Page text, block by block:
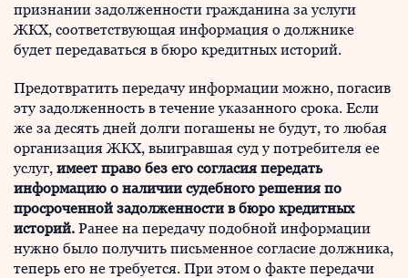
признании задолженности гражданина за услуги
ЖКХ, соответствующая информация о должнике
будет передаваться в бюро кредитных историй.
Предотвратить передачу информации можно, погасив
эту задолженность в течение указанного срока. Если
же за десять дней долги погашены не будут, то любая
организация ЖКХ, выигравшая суд у потребителя ее
услуг, имеет право без его согласия передать
информацию о наличии судебного решения по
просроченной задолженности в бюро кредитных
историй. Ранее на передачу подобной информации
нужно было получить письменное согласие должника,
теперь его не требуется. При этом о факте передачи